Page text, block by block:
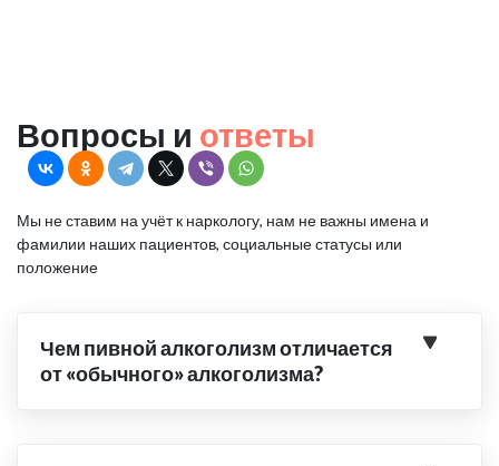
Вопросы и ответы
Мы не ставим на учёт к наркологу, нам не важны имена и
фамилии наших пациентов, социальные статусы или
положение
Чем пивной алкоголизм отличается
от «обычного» алкоголизма?